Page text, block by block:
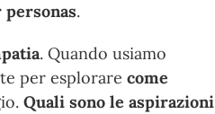
personas.
. Quando usiamo
per esplorare come
Quali sono le aspirazioni